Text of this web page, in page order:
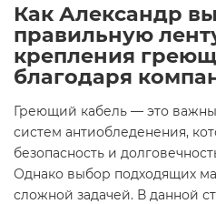
Как Александр
правильную
крепления
благодаря
Греющий кабель — это
систем антиобледенения,
безопасность и
Однако выбор подходящих
сложной задачей. В данной